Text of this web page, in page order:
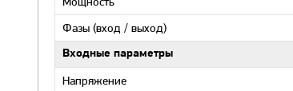
Фазы (вход / выход)
Входные параметры
Напряжение